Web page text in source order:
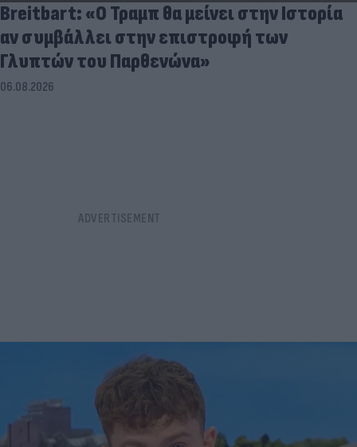
Breitbart: «Ο Τραμπ θα μείνει στην Ιστορία
αν συμβάλλει στην επιστροφή των
Γλυπτών του Παρθενώνα»
06.08.2026